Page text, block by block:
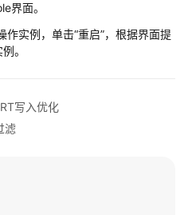
界面。
作实例，单击“重启”，根据界面提
。
写入优化
滤